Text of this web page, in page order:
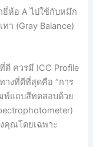
ยี่ห้อ A ไปใช้กับหมึก
า (Gray Balance)
ควรมี ICC Profile
างที่ดีที่สุดคือ “การ
พ์แถบสีทดสอบด้วย
คุณโดยเฉพาะ